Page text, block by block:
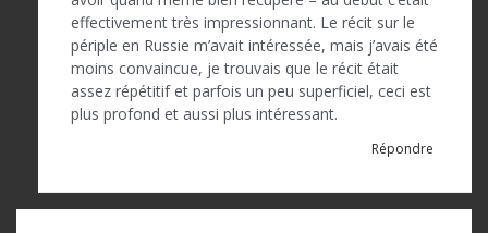
effectivement très impressionnant. Le récit sur le
périple en Russie m’avait intéressée, mais j’avais été
moins convaincue, je trouvais que le récit était
assez répétitif et parfois un peu superficiel, ceci est
plus profond et aussi plus intéressant.
Répondre